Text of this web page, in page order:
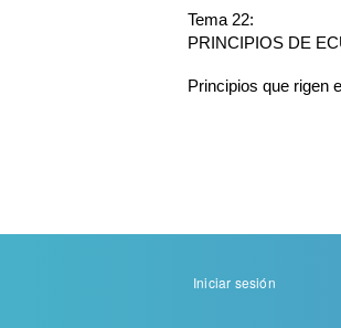
Tema 22:
PRINCIPIOS DE
Principios que rigen
Menu
Iniciar sesión